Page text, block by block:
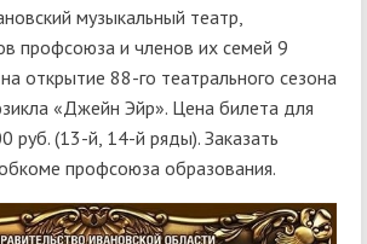
музыкальный театр,
профсоюза и членов их семей 9
открытие 88-го театрального сезона
«Джейн Эйр». Цена билета для
руб. (13-й, 14-й ряды). Заказать
профсоюза образования.